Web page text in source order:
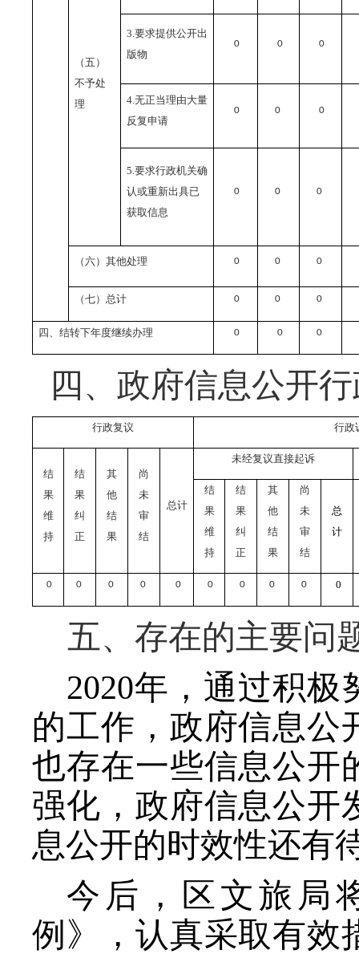
（五）
不予处
理
3.要求提供公开出
版物
0 0 0
4.无正当理由大量
反复申请
0 0 0
5.要求行政机关确
认或重新出具已
获取信息
0 0 0
（六）其他处理 0 0 0
（七）总计 0 0 0
四、结转下年度继续办理 0 0 0
四、政府信息公开
行政复议 行政
结
果
维
持
结
果
纠
正
其
他
结
果
尚
未
审
结
总计
未经复议直接起诉
结
果
维
持
结
果
纠
正
其
他
结
果
尚
未
审
结
总
计
0 0 0 0 0 0 0 0 0 0
五、存在的主要问
2020年，通过积极
的工作，政府信息公
也存在一些信息公开
强化，政府信息公开
息公开的时效性还有
今后，区文旅局
例》，认真采取有效